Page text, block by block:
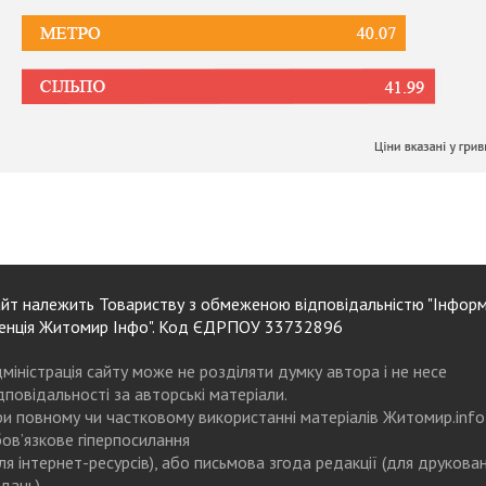
належить Товариству з обмеженою відповідальністю
Житомир Інфо". Код ЄДРПОУ 33732896
сайту може не розділяти думку автора і не несе
за авторські матеріали.
повному чи частковому використанні матеріалів Житомир.info
гіперпосилання
інтернет-ресурсів), або письмова згода редакції (для